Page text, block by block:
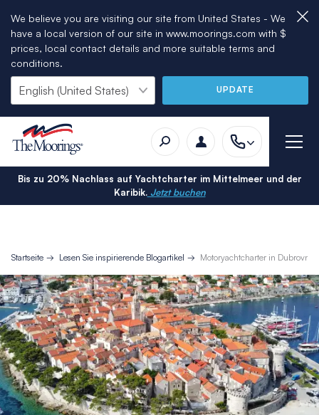
We believe you are visiting our site from United States - We
have a local version of our site in www.moorings.com with $
prices, local contact details and more suitable terms and
conditions.
UPDATE
Bis zu 20% Nachlass auf Yachtcharter im Mittelmeer und der
Karibik.Jetzt buchen
Startseite Lesen Sie inspirierende Blogartikel Motoryachtcharter in Dubrovnik